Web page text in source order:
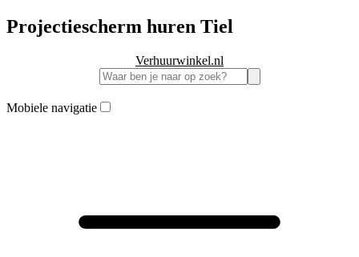
Projectiescherm huren Tiel
Verhuurwinkel.nl
Mobiele navigatie